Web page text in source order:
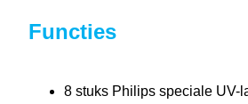
Functies
8 stuks Philips speciale UV-